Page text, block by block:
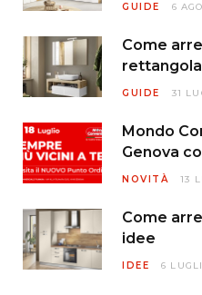
GUIDE 6
Come
GUIDE 31
Mondo
Genova
NOVITÀ 13
Come
idee
IDEE 6